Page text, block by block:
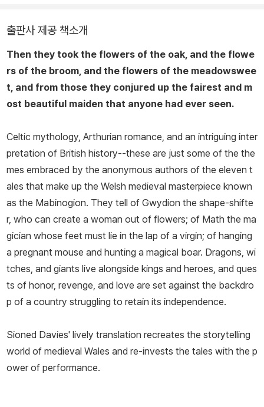
출판사 제공 책소개
Then they took the flowers of the oak, and the flowe
rs of the broom, and the flowers of the meadowswee
t, and from those they conjured up the fairest and m
ost beautiful maiden that anyone had ever seen.
Celtic mythology, Arthurian romance, and an intriguing inter
pretation of British history--these are just some of the the
mes embraced by the anonymous authors of the eleven t
ales that make up the Welsh medieval masterpiece known
as the Mabinogion. They tell of Gwydion the shape-shifte
r, who can create a woman out of flowers; of Math the ma
gician whose feet must lie in the lap of a virgin; of hanging
a pregnant mouse and hunting a magical boar. Dragons, wi
tches, and giants live alongside kings and heroes, and ques
ts of honor, revenge, and love are set against the backdro
p of a country struggling to retain its independence.
Sioned Davies' lively translation recreates the storytelling
world of medieval Wales and re-invests the tales with the p
ower of performance.